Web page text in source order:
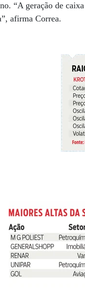
“A geração de
afirma Correa.